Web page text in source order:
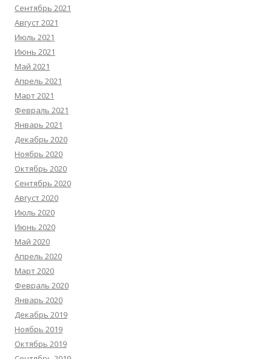
Сентябрь 2021
Август 2021
Июль 2021
Июнь 2021
Май 2021
Апрель 2021
Март 2021
Февраль 2021
Январь 2021
Декабрь 2020
Ноябрь 2020
Октябрь 2020
Сентябрь 2020
Август 2020
Июль 2020
Июнь 2020
Май 2020
Апрель 2020
Март 2020
Февраль 2020
Январь 2020
Декабрь 2019
Ноябрь 2019
Октябрь 2019